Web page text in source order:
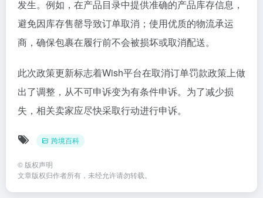
发生。例如，在产品目录中提供准确的产品库存信息，
避免因库存售罄导致订单取消；使用优质的物流承运
商，确保包裹在履行前不会被损坏或取消配送。
此次政策更新标志着Wish平台在取消订单罚款政策上做
出了调整，从不可申诉变为有条件申诉。为了减少损
失，相关卖家应尽快采取行动进行申诉。
跨境百科
© 版权声明
文章版权归作者所有，未经允许请勿转载。